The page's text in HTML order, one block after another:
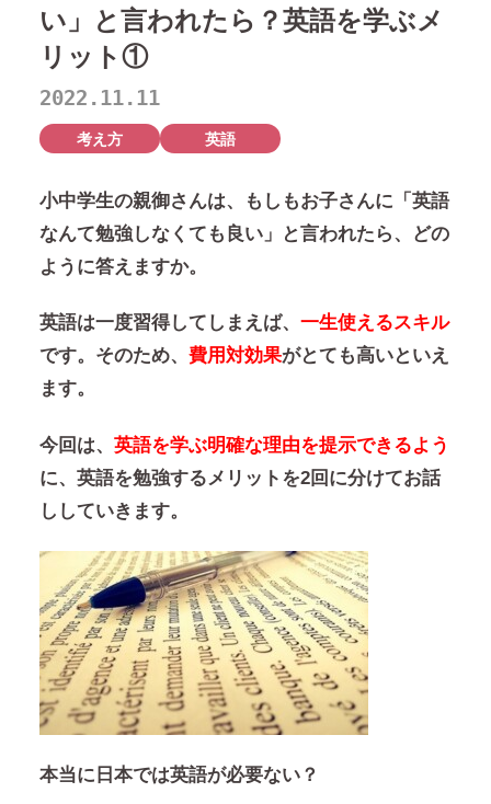
い」と言われたら？英語を学ぶメ
リット①
2022.11.11
考え方 英語
小中学生の親御さんは、もしもお子さんに 「英語
なんて勉強しなくても良い」
と言われたら、どの
ように答えますか。
英語は一度習得してしまえば、 一生使えるスキル
です。そのため、 費用対効果がとても高いといえ
ます。
今回は、 英語を学ぶ明確な理由を提示できるよう
に、英語を勉強するメリットを2回に分けてお話
ししていきます。
本当に日本では英語が必要ない？